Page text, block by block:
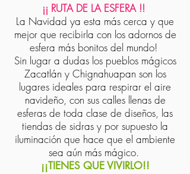
¡¡ RUTA DE LA ESFERA !!
La Navidad ya esta más cerca y que
mejor que recibirla con los adornos de
esfera más bonitos del mundo!
Sin lugar a dudas los pueblos mágicos
Zacatlán y Chignahuapan son los
lugares ideales para respirar el aire
navideño, con sus calles llenas de
esferas de toda clase de diseños, las
tiendas de sidras y por supuesto la
iluminación que hace que el ambiente
sea aún más mágico.
¡¡TIENES QUE VIVIRLO!!